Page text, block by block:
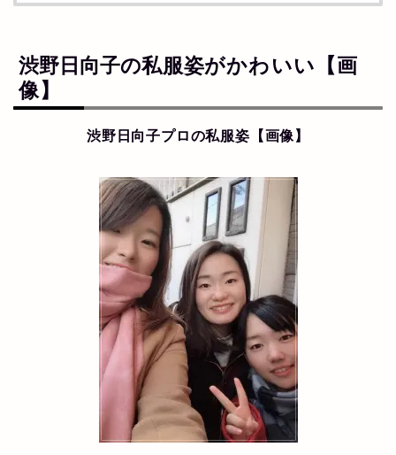
渋野日向子の私服姿がかわいい【画
像】
渋野日向子プロの私服姿 【画像】